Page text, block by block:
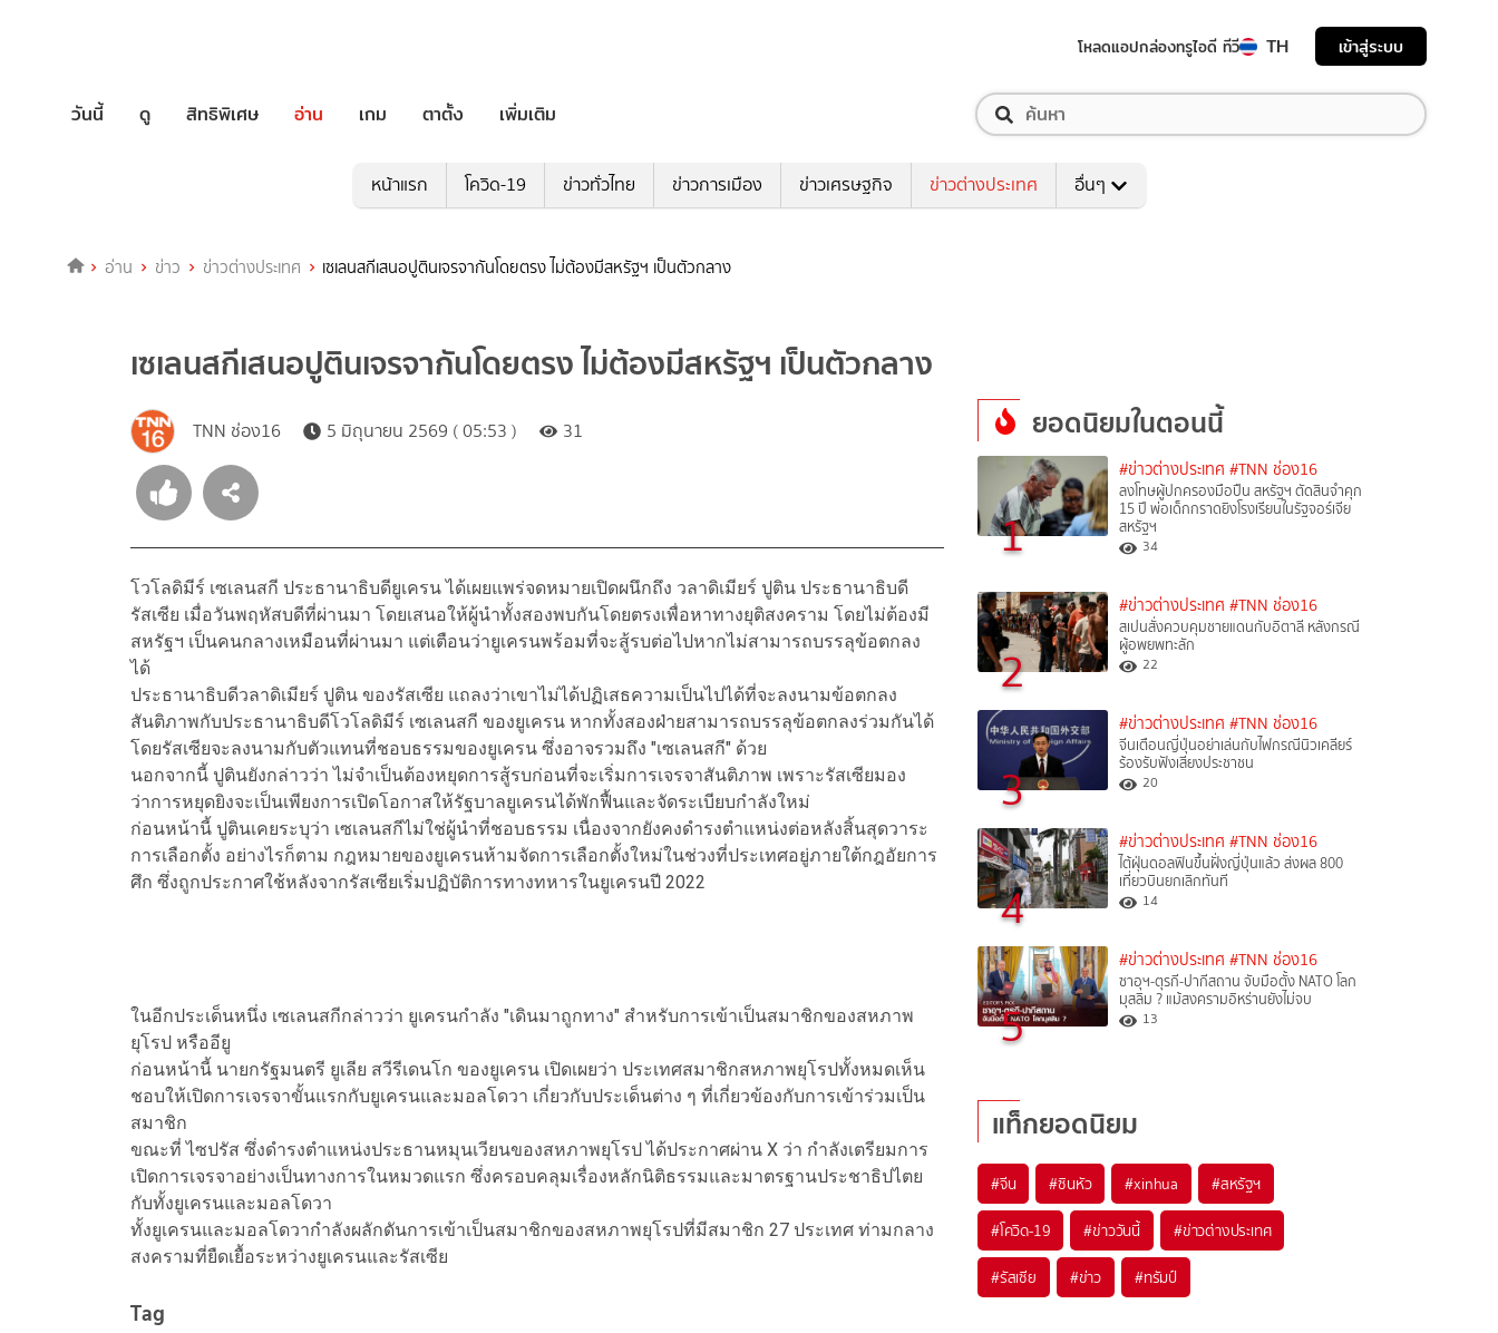
โหลดแอปกล่องทรูไอดี ทีวี TH เข้าสู่ระบบ
วันนี้ ดู สิทธิพิเศษ อ่าน เกม ตาตั้ง เพิ่มเติม
หน้าแรก โควิด-19 ข่าวทั่วไทย ข่าวการเมือง ข่าวเศรษฐกิจ ข่าวต่างประเทศ อื่นๆ
อ่าน ข่าว ข่าวต่างประเทศ เซเลนสกีเสนอปูตินเจรจากันโดยตรง ไม่ต้องมีสหรัฐฯ เป็นตัวกลาง
เซเลนสกีเสนอปูตินเจรจากันโดยตรง ไม่ต้องมีสหรัฐฯ เป็นตัวกลาง
TNN ช่อง16 5 มิถุนายน 2569 ( 05:53 ) 31
โวโลดิมีร์ เซเลนสกี ประธานาธิบดียูเครน ได้เผยแพร่จดหมายเปิดผนึกถึง วลาดิเมียร์ ปูติน ประธานาธิบดี
รัสเซีย เมื่อวันพฤหัสบดีที่ผ่านมา โดยเสนอให้ผู้นำทั้งสองพบกันโดยตรงเพื่อหาทางยุติสงคราม โดยไม่ต้องมี
สหรัฐฯ เป็นคนกลางเหมือนที่ผ่านมา แต่เตือนว่ายูเครนพร้อมที่จะสู้รบต่อไปหากไม่สามารถบรรลุข้อตกลง
ได้
ประธานาธิบดีวลาดิเมียร์ ปูติน ของรัสเซีย แถลงว่าเขาไม่ได้ปฏิเสธความเป็นไปได้ที่จะลงนามข้อตกลง
สันติภาพกับประธานาธิบดีโวโลดิมีร์ เซเลนสกี ของยูเครน หากทั้งสองฝ่ายสามารถบรรลุข้อตกลงร่วมกันได้
โดยรัสเซียจะลงนามกับตัวแทนที่ชอบธรรมของยูเครน ซึ่งอาจรวมถึง "เซเลนสกี" ด้วย
นอกจากนี้ ปูตินยังกล่าวว่า ไม่จำเป็นต้องหยุดการสู้รบก่อนที่จะเริ่มการเจรจาสันติภาพ เพราะรัสเซียมอง
ว่าการหยุดยิงจะเป็นเพียงการเปิดโอกาสให้รัฐบาลยูเครนได้พักฟื้นและจัดระเบียบกำลังใหม่
ก่อนหน้านี้ ปูตินเคยระบุว่า เซเลนสกีไม่ใช่ผู้นำที่ชอบธรรม เนื่องจากยังคงดำรงตำแหน่งต่อหลังสิ้นสุดวาระ
การเลือกตั้ง อย่างไรก็ตาม กฎหมายของยูเครนห้ามจัดการเลือกตั้งใหม่ในช่วงที่ประเทศอยู่ภายใต้กฎอัยการ
ศึก ซึ่งถูกประกาศใช้หลังจากรัสเซียเริ่มปฏิบัติการทางทหารในยูเครนปี 2022
ในอีกประเด็นหนึ่ง เซเลนสกีกล่าวว่า ยูเครนกำลัง "เดินมาถูกทาง" สำหรับการเข้าเป็นสมาชิกของสหภาพ
ยุโรป หรืออียู
ก่อนหน้านี้ นายกรัฐมนตรี ยูเลีย สวีรีเดนโก ของยูเครน เปิดเผยว่า ประเทศสมาชิกสหภาพยุโรปทั้งหมดเห็น
ชอบให้เปิดการเจรจาขั้นแรกกับยูเครนและมอลโดวา เกี่ยวกับประเด็นต่าง ๆ ที่เกี่ยวข้องกับการเข้าร่วมเป็น
สมาชิก
ขณะที่ ไซปรัส ซึ่งดำรงตำแหน่งประธานหมุนเวียนของสหภาพยุโรป ได้ประกาศผ่าน X ว่า กำลังเตรียมการ
เปิดการเจรจาอย่างเป็นทางการในหมวดแรก ซึ่งครอบคลุมเรื่องหลักนิติธรรมและมาตรฐานประชาธิปไตย
กับทั้งยูเครนและมอลโดวา
ทั้งยูเครนและมอลโดวากำลังผลักดันการเข้าเป็นสมาชิกของสหภาพยุโรปที่มีสมาชิก 27 ประเทศ ท่ามกลาง
สงครามที่ยืดเยื้อระหว่างยูเครนและรัสเซีย
Tag
ยอดนิยมในตอนนี้
1
#ข่าวต่างประเทศ #TNN ช่อง16
ลงโทษผู้ปกครองมือปืน สหรัฐฯ ตัดสินจำคุก
15 ปี พ่อเด็กกราดยิงโรงเรียนในรัฐจอร์เจีย
สหรัฐฯ
34
2
#ข่าวต่างประเทศ #TNN ช่อง16
สเปนสั่งควบคุมชายแดนกับอิตาลี หลังกรณี
ผู้อพยพทะลัก
22
3
#ข่าวต่างประเทศ #TNN ช่อง16
จีนเตือนญี่ปุ่นอย่าเล่นกับไฟกรณีนิวเคลียร์
ร้องรับฟังเสียงประชาชน
20
4
#ข่าวต่างประเทศ #TNN ช่อง16
ไต้ฝุ่นดอลฟินขึ้นฝั่งญี่ปุ่นแล้ว ส่งผล 800
เที่ยวบินยกเลิกทันที
14
5
#ข่าวต่างประเทศ #TNN ช่อง16
ซาอุฯ-ตุรกี-ปากีสถาน จับมือตั้ง NATO โลก
มุสลิม ? แม้สงครามอิหร่านยังไม่จบ
13
แท็กยอดนิยม
#จีน #ซินหัว #xinhua #สหรัฐฯ
#โควิด-19 #ข่าววันนี้ #ข่าวต่างประเทศ
#รัสเซีย #ข่าว #ทรัมป์